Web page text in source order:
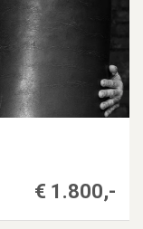
€ 1.800,-